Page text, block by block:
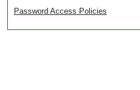
Password Access Policies